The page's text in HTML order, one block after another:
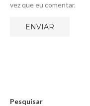
vez que eu comentar.
Pesquisar